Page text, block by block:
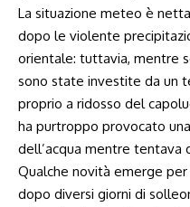
La situazione meteo è
dopo le violente
orientale: tuttavia, mentre
sono state investite da un
proprio a ridosso del
ha purtroppo provocato
dell’acqua mentre tentava
Qualche novità emerge
dopo diversi giorni di